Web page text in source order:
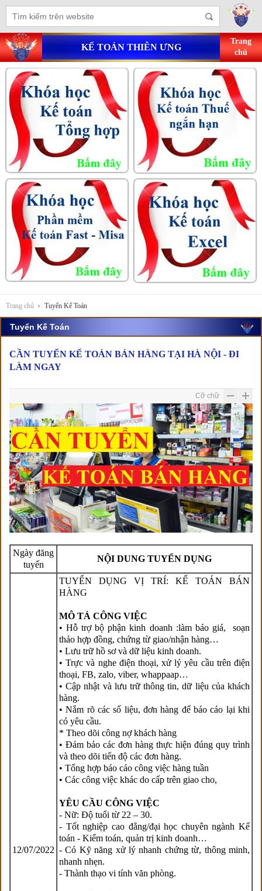
KẾ TOÁN THIÊN ƯNG
Trang
chủ
Trang chủ Tuyển Kế Toán
Tuyển Kế Toán
CẦN TUYỂN KẾ TOÁN BÁN HÀNG TẠI HÀ NỘI - ĐI
LÀM NGAY
Cỡ chữ
Ngày đăng
tuyển
NỘI DUNG TUYỂN DỤNG
12/07/2022
TUYỂN DỤNG VỊ TRÍ: KẾ TOÁN BÁN
HÀNG
MÔ TẢ CÔNG VIỆC
• Hỗ trợ bộ phận kinh doanh :làm báo giá, soạn
thảo hợp đồng, chứng từ giao/nhận hàng…
• Lưu trữ hồ sơ và dữ liệu kinh doanh.
• Trực và nghe điện thoại, xử lý yêu cầu trên điện
thoại, FB, zalo, viber, whappaap…
• Cập nhật và lưu trữ thông tin, dữ liệu của khách
hàng.
• Nắm rõ các số liệu, đơn hàng để báo cáo lại khi
có yêu cầu.
* Theo dõi công nợ khách hàng
• Đảm bảo các đơn hàng thực hiện đúng quy trình
và theo dõi tiến độ các đơn hàng.
• Tổng hợp báo cáo công việc hàng tuần
• Các công việc khác do cấp trên giao cho,
YÊU CẦU CÔNG VIỆC
- Nữ: Độ tuổi từ 22 – 30.
- Tốt nghiệp cao đẳng/đại học chuyên ngành Kế
toán - Kiểm toán, quản trị kinh doanh…
- Có Kỹ năng xử lý nhanh chứng từ, thông minh,
nhanh nhẹn.
- Thành thạo vi tính văn phòng.